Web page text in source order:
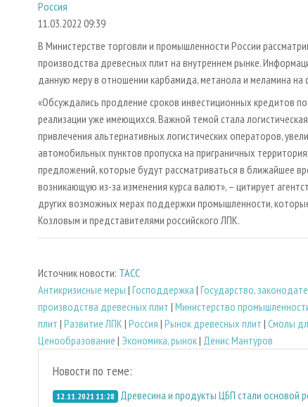
Россия
11.03.2022 09:39
В Министерстве торговли и промышленности России
производства древесных плит на внутреннем рынке.
данную меру в отношении карбамида, метанола и меламина на
«Обсуждались продление сроков инвестиционных кредитов
реализации уже имеющихся. Важной темой стала
привлечения альтернативных логистических операторов,
автомобильных пунктов пропуска на приграничных
предложений, которые будут рассматриваться в ближайшее
возникающую из-за изменения курса валют», – цитирует
других возможных мерах поддержки промышленности,
Козловым и представителями российского ЛПК.
Источник новости: ТАСС
Антикризисные меры | Господдержка | Государство,
производства древесных плит | Министерство
плит | Развитие ЛПК | Россия | Рынок древесных плит | Смолы
Ценообразование | Экономика, рынок| Денис Мантуров
Новости по теме:
12.11.2021 11:28 Древесина и продукты ЦБП стали основой